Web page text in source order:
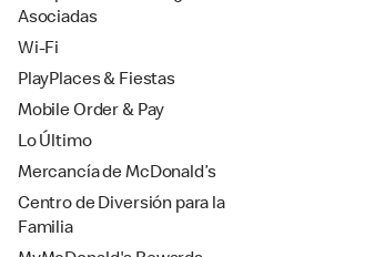
Asociadas
Wi-Fi
PlayPlaces & Fiestas
Mobile Order & Pay
Lo Último
Mercancía de McDonald’s
Centro de Diversión para la
Familia